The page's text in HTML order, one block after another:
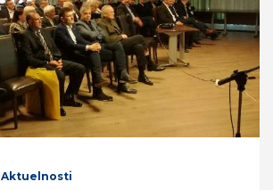
Aktuelnosti